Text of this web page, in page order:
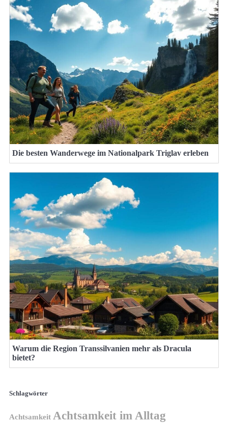
Die besten Wanderwege im Nationalpark Triglav erleben
Warum die Region Transsilvanien mehr als Dracula
bietet?
Schlagwörter
Achtsamkeit Achtsamkeit im Alltag